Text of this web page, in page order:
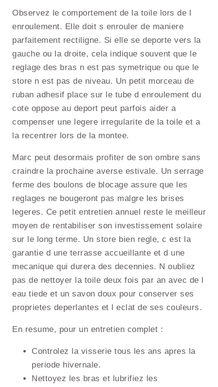
Observez le comportement de la toile lors de l
enroulement. Elle doit s enrouler de maniere
parfaitement rectiligne. Si elle se deporte vers la
gauche ou la droite, cela indique souvent que le
reglage des bras n est pas symetrique ou que le
store n est pas de niveau. Un petit morceau de
ruban adhesif place sur le tube d enroulement du
cote oppose au deport peut parfois aider a
compenser une legere irregularite de la toile et a
la recentrer lors de la montee.
Marc peut desormais profiter de son ombre sans
craindre la prochaine averse estivale. Un serrage
ferme des boulons de blocage assure que les
reglages ne bougeront pas malgre les brises
legeres. Ce petit entretien annuel reste le meilleur
moyen de rentabiliser son investissement solaire
sur le long terme. Un store bien regle, c est la
garantie d une terrasse accueillante et d une
mecanique qui durera des decennies. N oubliez
pas de nettoyer la toile deux fois par an avec de l
eau tiede et un savon doux pour conserver ses
proprietes deperlantes et l eclat de ses couleurs.
En resume, pour un entretien complet :
Controlez la visserie tous les ans apres la
periode hivernale.
Nettoyez les bras et lubrifiez les